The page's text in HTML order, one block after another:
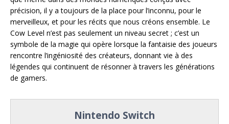
précision, il y a toujours de la place pour l’inconnu, pour le
merveilleux, et pour les récits que nous créons ensemble. Le
Cow Level n’est pas seulement un niveau secret ; c’est un
symbole de la magie qui opère lorsque la fantaisie des joueurs
rencontre l’ingéniosité des créateurs, donnant vie à des
légendes qui continuent de résonner à travers les générations
de gamers.
Nintendo Switch